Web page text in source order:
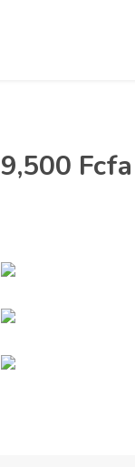
9,500 Fcfa